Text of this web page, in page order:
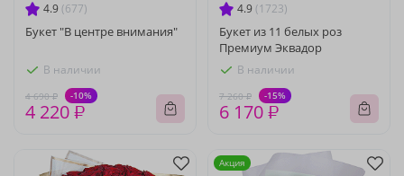
4.9 (677)
Букет "В центре внимания"
В наличии
4 690 ₽ -10%
4 220 ₽
4.9 (1723)
Букет из 11 белых роз
Премиум Эквадор
В наличии
7 260 ₽ -15%
6 170 ₽
Акция